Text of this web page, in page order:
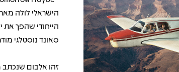
הייחודי שהפך את
סאונד נוסטלגי מודרני,
זהו אלבום שנכתב